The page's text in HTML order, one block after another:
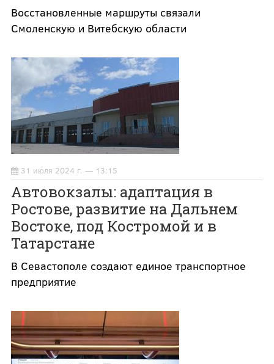
Восстановленные маршруты связали
Смоленскую и Витебскую области
31 июля 2024 г. — 13:15
Автовокзалы: адаптация в
Ростове, развитие на Дальнем
Востоке, под Костромой и в
Татарстане
В Севастополе создают единое транспортное
предприятие